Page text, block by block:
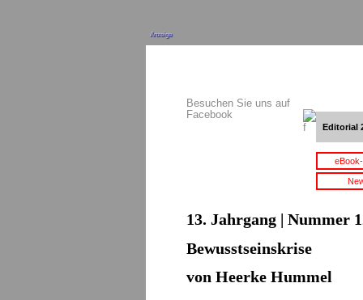
Anzeige
Besuchen Sie uns auf
Facebook
Editorial
13. Jahrgang | Nummer
Bewusstseinskrise
von Heerke Hummel